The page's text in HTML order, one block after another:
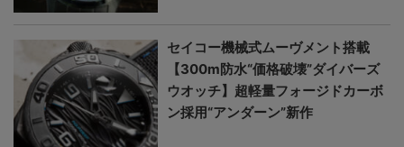
セイコー機械式ムーヴメント搭載
【300m防水“価格破壊”ダイバーズ
ウオッチ】超軽量フォージドカーボ
ン採用“アンダーン”新作